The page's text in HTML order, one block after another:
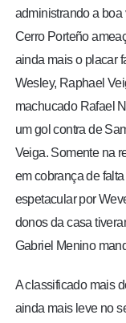
administrando a boa
Cerro Porteño
ainda mais o placar
Wesley, Raphael
machucado Rafael
um gol contra de
Veiga. Somente na
em cobrança de
espetacular por
donos da casa
Gabriel Menino
A classificado mais
ainda mais leve no